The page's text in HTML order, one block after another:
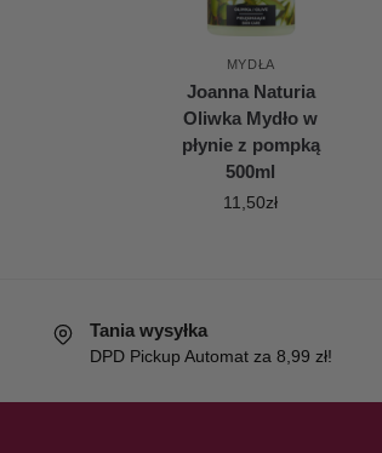
MYDŁA
Joanna Naturia
Oliwka Mydło w
płynie z pompką
500ml
11,50zł
Tania wysyłka
DPD Pickup Automat za 8,99 zł!